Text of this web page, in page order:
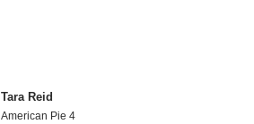
Tara Reid
American Pie 4